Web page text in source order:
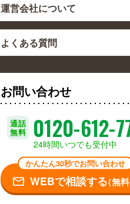
運営会社について
よくある質問
お問い合わせ
通話
無料 0120-612-
24時間いつでも受付中
かんたん30秒でお問い合わせ
WEBで相談する（無料